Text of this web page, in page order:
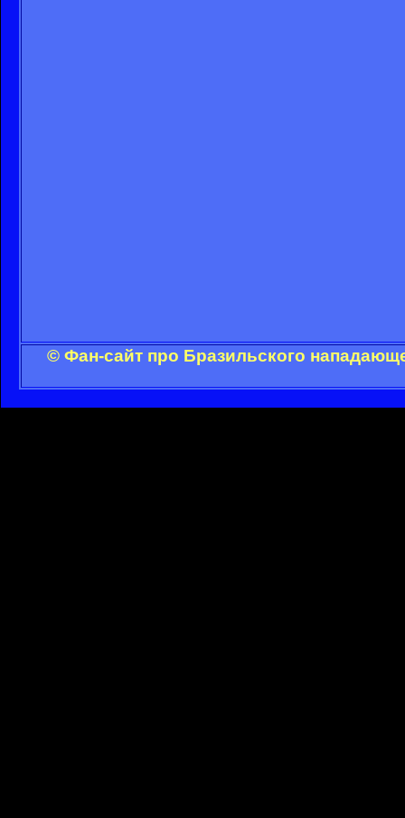
© Фан-сайт про Бразильского